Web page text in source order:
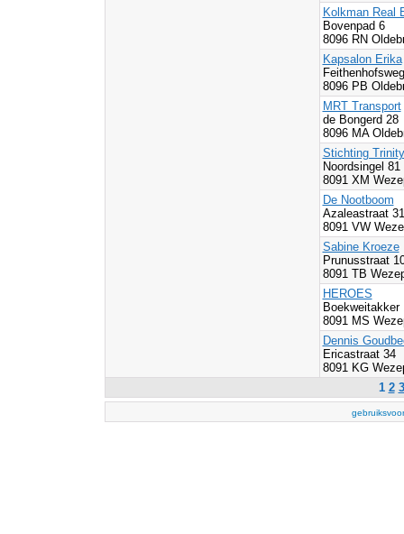
Kolkman Real
Bovenpad 6
8096 RN
Kapsalon Erika
8096 PB
MRT Transport
de Bongerd 28
8096 MA
Stichting
Noordsingel 81
8091 XM
De Nootboom
Azaleastraat
8091 VW
Sabine Kroeze
Prunusstraat
8091 TB
HEROES
Boekweitakker
8091 MS
Dennis
Ericastraat 34
8091 KG
1 2 3